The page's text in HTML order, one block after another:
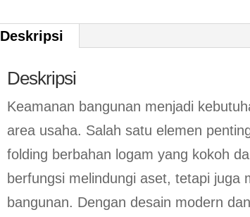
Deskripsi
Deskripsi
Keamanan bangunan menjadi
area usaha. Salah satu elemen
folding berbahan logam yang kokoh
berfungsi melindungi aset, tetapi juga
bangunan. Dengan desain modern